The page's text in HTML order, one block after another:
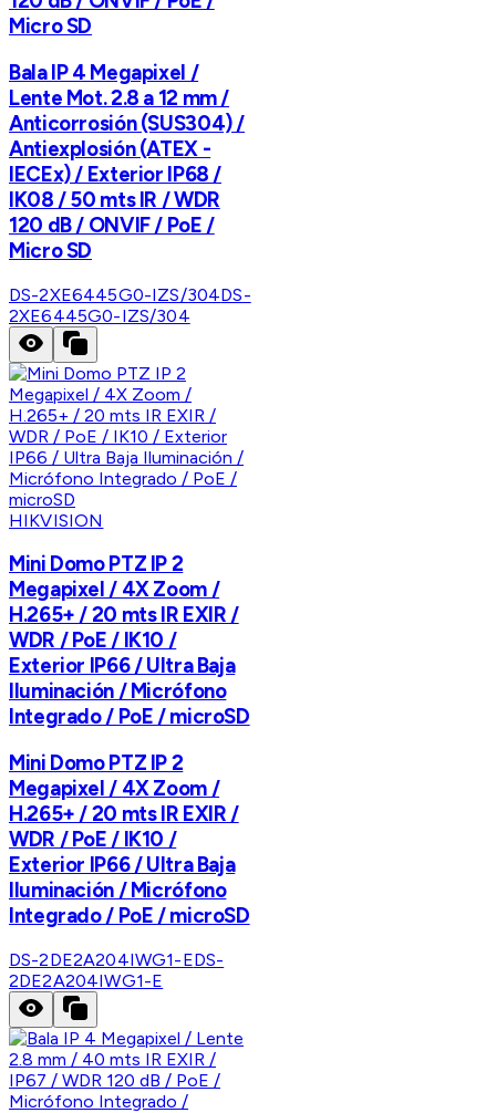
Micro SD
Bala IP 4 Megapixel /
Lente Mot. 2.8 a 12 mm /
Anticorrosión (SUS304) /
Antiexplosión (ATEX -
IECEx) / Exterior IP68 /
IK08 / 50 mts IR / WDR
120 dB / ONVIF / PoE /
Micro SD
DS-2XE6445G0-IZS/304DS-
2XE6445G0-IZS/304
HIKVISION
Mini Domo PTZ IP 2
Megapixel / 4X Zoom /
H.265+ / 20 mts IR EXIR /
WDR / PoE / IK10 /
Exterior IP66 / Ultra Baja
Iluminación / Micrófono
Integrado / PoE / microSD
Mini Domo PTZ IP 2
Megapixel / 4X Zoom /
H.265+ / 20 mts IR EXIR /
WDR / PoE / IK10 /
Exterior IP66 / Ultra Baja
Iluminación / Micrófono
Integrado / PoE / microSD
DS-2DE2A204IWG1-EDS-
2DE2A204IWG1-E